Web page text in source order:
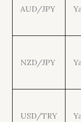
AUD/JPY
NZD/JPY
USD/TRY